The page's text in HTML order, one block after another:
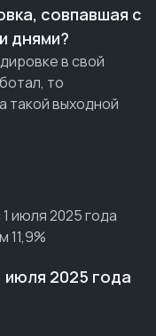
совпавшая с
днями?
в свой
то
такой выходной
2025 года